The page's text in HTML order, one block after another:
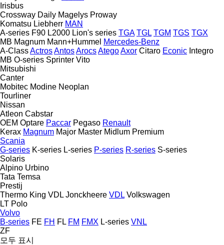
Irisbus
Crossway Daily Magelys Proway
Komatsu Liebherr MAN
A-series F90 L2000 Lion's series TGA TGL TGM TGS TGX
MB Magnum Mann+Hummel Mercedes-Benz
A-ClassActrosAntosArocsAtegoAxor Citaro Econic Integro
MB O-series Sprinter Vito
Mitsubishi
Canter
Mobitec Modine Neoplan
Tourliner
Nissan
Atleon Cabstar
OEM Optare Paccar Pegaso Renault
Kerax Magnum Major Master Midlum Premium
Scania
G-series K-series L-series P-series R-series S-series
Solaris
Alpino Urbino
Tata Temsa
Prestij
Thermo King VDL Jonckheere VDL Volkswagen
LT Polo
Volvo
B-series FE FH FL FM FMX L-series VNL
ZF
모두 표시